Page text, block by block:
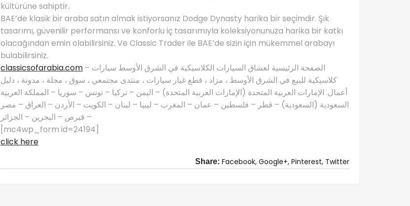
kültürüne sahiptir.
BAE’de klasik bir araba satın almak istiyorsanız Dodge Dynasty harika bir seçimdir. Şık
tasarımı, güvenilir performansı ve konforlu iç tasarımıyla koleksiyonunuza harika bir katkı
olacağından emin olabilirsiniz. Ve Classic Trader ile BAE’de sizin için mükemmel arabayı
bulabilirsiniz.
classicsofarabia.com – الصفحة الرئيسية لعشاق السيارات الكلاسيكية في الشرق الأوسط سيارات
كلاسيكية للبيع في الشرق الأوسط ، مزاد ، قطع غيار سيارات ، منتدى مجتمعي ، سوق ، مجلة ، مدونة ، دليل
أعمال. الإمارات العربية المتحدة (الإمارات العربية المتحدة) – اليمن – تركيا – تونس – سوريا – المملكة العربية
السعودية (السعودية) – قطر – فلسطين – عمان – المغرب – ليبيا – لبنان – الكويت – الأردن – العراق – مصر
– قبرص – البحرين – الجزائر
[mc4wp_form id=24194]
click here
Share: Facebook, Google+, Pinterest, Twitter